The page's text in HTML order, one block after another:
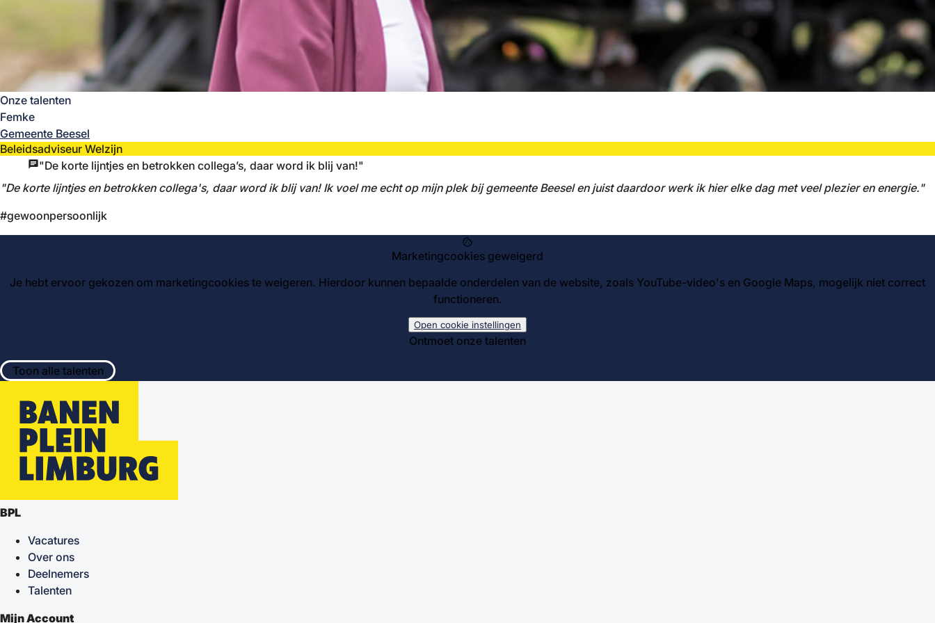
Onze talenten
Femke
Beleidsadviseur Welzijn
Gemeente Beesel
"De korte lijntjes en betrokken collega’s, daar word ik blij van!"
"De korte lijntjes en betrokken collega's, daar word ik blij van! Ik voel me echt op mijn plek bij gemeente Beesel en juist daardoor werk ik hier elke dag met veel plezier en energie."
#gewoonpersoonlijk
cookie
Marketingcookies geweigerd
Je hebt ervoor gekozen om marketingcookies te weigeren. Hierdoor kunnen bepaalde onderdelen van de website, zoals YouTube-video's en Google Maps, mogelijk niet correct
functioneren.
Open cookie instellingen
Ontmoet onze talenten
Toon alle talenten
BPL
Vacatures
Over ons
Deelnemers
Talenten
Mijn Account